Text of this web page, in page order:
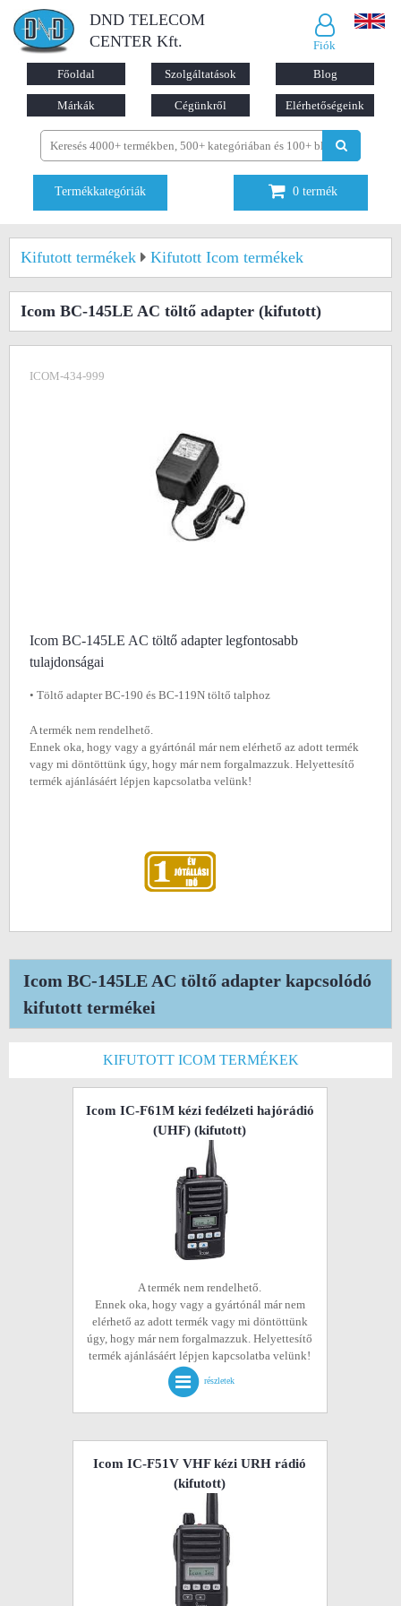
DND TELECOM
CENTER Kft.
Fiók
Főoldal Szolgáltatások Blog
Márkák Cégünkről Elérhetőségeink
Termékkategóriák 0 termék
Kifutott termékek Kifutott Icom termékek
Icom BC-145LE AC töltő adapter (kifutott)
ICOM-434-999
Icom BC-145LE AC töltő adapter legfontosabb
tulajdonságai
• Töltő adapter BC-190 és BC-119N töltő talphoz
A termék nem rendelhető.
Ennek oka, hogy vagy a gyártónál már nem elérhető az adott termék
vagy mi döntöttünk úgy, hogy már nem forgalmazzuk. Helyettesítő
termék ajánlásáért lépjen kapcsolatba velünk!
Icom BC-145LE AC töltő adapter kapcsolódó
kifutott termékei
KIFUTOTT ICOM TERMÉKEK
Icom IC-F61M kézi fedélzeti hajórádió
(UHF) (kifutott)
A termék nem rendelhető.
Ennek oka, hogy vagy a gyártónál már nem
elérhető az adott termék vagy mi döntöttünk
úgy, hogy már nem forgalmazzuk. Helyettesítő
termék ajánlásáért lépjen kapcsolatba velünk!
részletek
Icom IC-F51V VHF kézi URH rádió
(kifutott)